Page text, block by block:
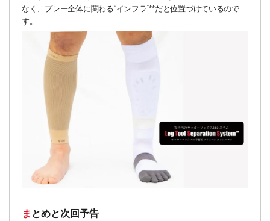
なく、プレー全体に関わる“インフラ”**だと位置づけているので
す。
まとめと次回予告